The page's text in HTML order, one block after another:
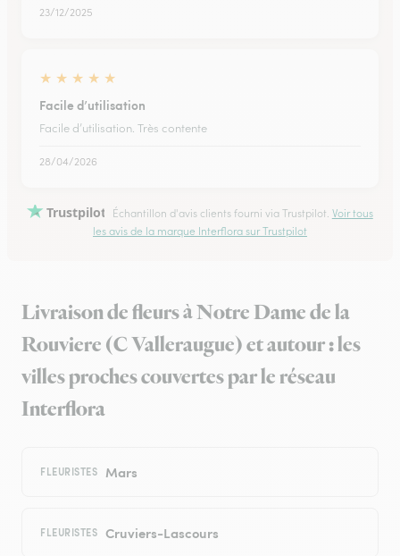
23/12/2025
★ ★ ★ ★ ★
Facile d’utilisation
Facile d’utilisation. Très contente
28/04/2026
Trustpilot Échantillon d'avis clients fourni via Trustpilot. Voir tous
les avis de la marque Interflora sur Trustpilot
Livraison de fleurs à Notre Dame de la
Rouviere (C Valleraugue) et autour : les
villes proches couvertes par le réseau
Interflora
FLEURISTES Mars
FLEURISTES Cruviers-Lascours